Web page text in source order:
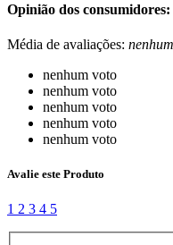
Opinião dos consumidores:
Média de avaliações:
nenhum voto
nenhum voto
nenhum voto
nenhum voto
nenhum voto
Avalie este Produto
1 2 3 4 5